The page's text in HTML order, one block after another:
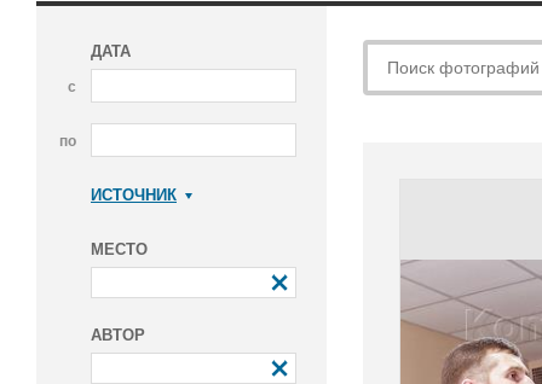
ДАТА
с
по
ИСТОЧНИК
МЕСТО
АВТОР